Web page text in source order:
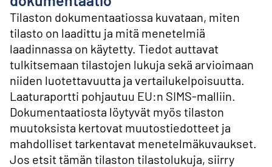
Tilaston dokumentaatiossa kuvataan, miten
tilasto on laadittu ja mitä menetelmiä
laadinnassa on käytetty. Tiedot auttavat
tulkitsemaan tilastojen lukuja sekä arvioimaan
niiden luotettavuutta ja vertailukelpoisuutta.
Laaturaportti pohjautuu EU:n SIMS-malliin.
Dokumentaatiosta löytyvät myös tilaston
muutoksista kertovat muutostiedotteet ja
mahdolliset tarkentavat menetelmäkuvaukset.
Jos etsit tämän tilaston tilastolukuja, siirry